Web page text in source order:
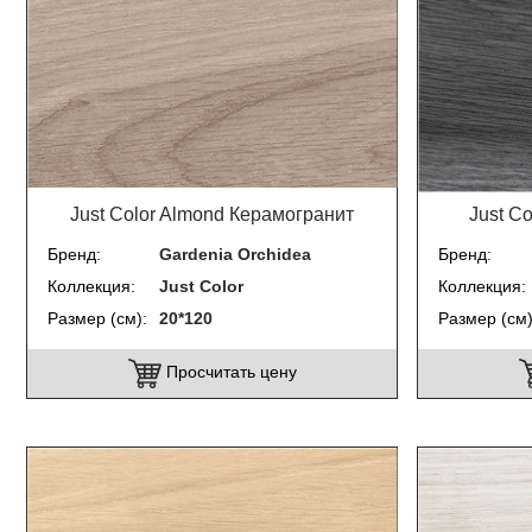
Just Color Almond Керамогранит
Бренд
Gardenia Orchidea
Коллекция
Just Color
Размер (см)
20*120
Просчитать цену
Just
Бренд
Коллекция
Размер (см)